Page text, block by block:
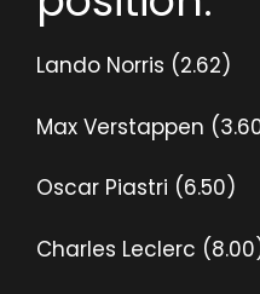
Lando Norris (2.62)
Max Verstappen
Oscar Piastri (6.50)
Charles Leclerc